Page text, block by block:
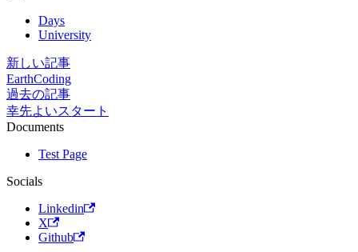
Days
University
新しい記事
EarthCoding
過去の記事
幸先よいスタート
Documents
Test Page
Socials
Linkedin
X
Github